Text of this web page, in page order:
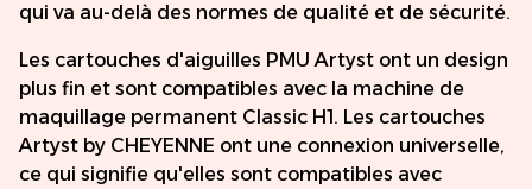
qui va au-delà des normes de qualité et de sécurité.
Les cartouches d'aiguilles PMU Artyst ont un design
plus fin et sont compatibles avec la machine de
maquillage permanent Classic H1. Les cartouches
Artyst by CHEYENNE ont une connexion universelle,
ce qui signifie qu'elles sont compatibles avec